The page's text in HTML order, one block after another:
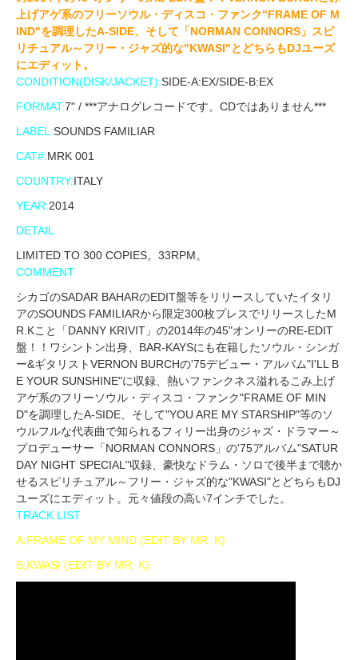
上げアゲ系のフリーソウル・ディスコ・ファンク"FRAME OF M
IND"を調理したA-SIDE、そして「NORMAN CONNORS」スピ
リチュアル～フリー・ジャズ的な"KWASI"とどちらもDJユーズ
にエディット。
CONDITION(DISK/JACKET):SIDE-A:EX/SIDE-B:EX
FORMAT:7" / ***アナログレコードです。CDではありません***
LABEL:SOUNDS FAMILIAR
CAT#:MRK 001
COUNTRY:ITALY
YEAR:2014
DETAIL
LIMITED TO 300 COPIES。33RPM。
COMMENT
シカゴのSADAR BAHARのEDIT盤等をリリースしていたイタリ
アのSOUNDS FAMILIARから限定300枚プレスでリリースしたM
R.Kこと「DANNY KRIVIT」の2014年の45"オンリーのRE-EDIT
盤！！ワシントン出身、BAR-KAYSにも在籍したソウル・シンガ
ー&ギタリストVERNON BURCHの'75デビュー・アルバム"I'LL B
E YOUR SUNSHINE"に収録、熱いファンクネス溢れるこみ上げ
アゲ系のフリーソウル・ディスコ・ファンク"FRAME OF MIN
D"を調理したA-SIDE、そして"YOU ARE MY STARSHIP"等のソ
ウルフルな代表曲で知られるフィリー出身のジャズ・ドラマー～
プロデューサー「NORMAN CONNORS」の'75アルバム"SATUR
DAY NIGHT SPECIAL"収録、豪快なドラム・ソロで後半まで聴か
せるスピリチュアル～フリー・ジャズ的な"KWASI"とどちらもDJ
ユーズにエディット。元々値段の高い7インチでした。
TRACK LIST
A,FRAME OF MY MIND (EDIT BY MR. K)
B,KWASI (EDIT BY MR. K)